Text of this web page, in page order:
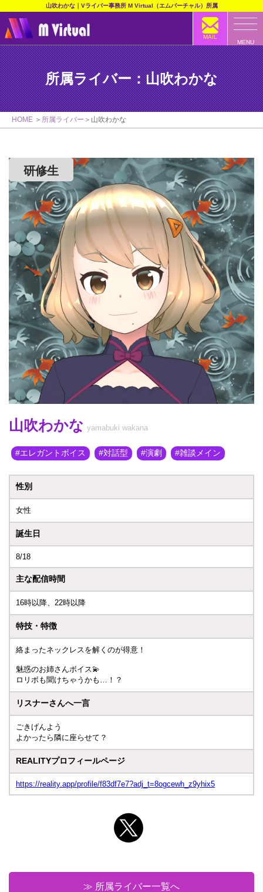
山吹わかな｜Vライバー事務所 M Virtual（エムバーチャル）所属
MENU
MAIL
所属ライバー：山吹わかな
HOME 所属ライバー 山吹わかな
研修生
山吹わかな yamabuki wakana
エレガントボイス 対話型 演劇 雑談メイン
性別
女性
誕生日
8/18
主な配信時間
16時以降、22時以降
特技・特徴
絡まったネックレスを解くのが得意！
魅惑のお姉さんボイス💫
ロリボも聞けちゃうかも…！？
リスナーさんへ一言
ごきげんよう
よかったら隣に座らせて？
REALITYプロフィールページ
https://reality.app/profile/f83df7e7?adj_t=8ogcewh_z9yhix5
≫ 所属ライバー一覧へ